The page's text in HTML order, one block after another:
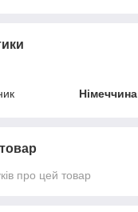
Німеччина
про цей товар